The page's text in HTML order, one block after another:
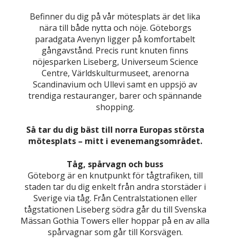
Befinner du dig på vår mötesplats är det lika
nära till både nytta och nöje. Göteborgs
paradgata Avenyn ligger på komfortabelt
gångavstånd. Precis runt knuten finns
nöjesparken Liseberg, Universeum Science
Centre, Världskulturmuseet, arenorna
Scandinavium och Ullevi samt en uppsjö av
trendiga restauranger, barer och spännande
shopping.
Så tar du dig bäst till norra Europas största
mötesplats – mitt i evenemangsområdet.
Tåg, spårvagn och buss
Göteborg är en knutpunkt för tågtrafiken, till
staden tar du dig enkelt från andra storstäder i
Sverige via tåg. Från Centralstationen eller
tågstationen Liseberg södra går du till Svenska
Mässan Gothia Towers eller hoppar på en av alla
spårvagnar som går till Korsvägen.